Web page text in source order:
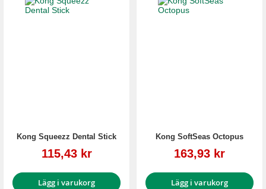
Kong Squeezz Dental Stick
Reapris
115,43 kr
Lägg i varukorg
Kong SoftSeas Octopus
Reapris
163,93 kr
Lägg i varukorg